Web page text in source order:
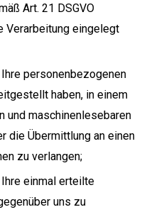
Art. 21 DSGVO
Verarbeitung eingelegt
personenbezogenen
haben, in einem
und maschinenlesebaren
die Übermittlung an einen
zu verlangen;
einmal erteilte
uns zu